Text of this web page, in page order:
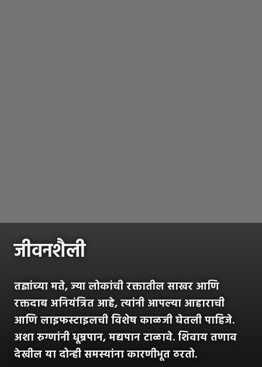
जीवनशैली
तज्ञांच्या मते, ज्या लोकांची रक्तातील साखर आणि
रक्तदाब अनियंत्रित आहे, त्यांनी आपल्या आहाराची
आणि लाइफस्टाइलची विशेष काळजी घेतली पाहिजे.
अशा रुग्णांनी धूम्रपान, मद्यपान टाळावे. शिवाय तणाव
देखील या दोन्ही समस्यांना कारणीभूत ठरतो.